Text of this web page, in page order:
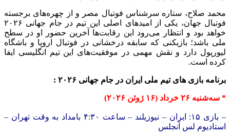
محمد صلاح، ستاره سرشناس فوتبال مصر و از چهره‌های برجسته
فوتبال جهان، یکی از امیدهای اصلی این تیم در جام جهانی ۲۰۲۶
خواهد بود و انتظار می‌رود این رقابت‌ها آخرین حضور او در سطح
ملی باشد؛ بازیکنی که سابقه درخشانی در فوتبال اروپا و باشگاه
لیورپول دارد و نقش مهمی در موفقیت‌های این تیم انگلیسی ایفا
کرده است.
برنامه بازی های تیم ملی ایران در جام جهانی ۲۰۲۶ :
* سه‌شنبه ۲۶ خرداد (۱۶ ژوئن ۲۰۲۶)
– بازی ۱۵: ایران – نیوزیلند – ساعت ۴:۳۰ بامداد به وقت تهران –
استادیوم لس آنجلس